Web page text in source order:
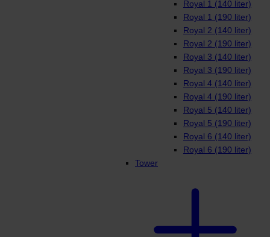
Royal 1 (140 liter)
Royal 1 (190 liter)
Royal 2 (140 liter)
Royal 2 (190 liter)
Royal 3 (140 liter)
Royal 3 (190 liter)
Royal 4 (140 liter)
Royal 4 (190 liter)
Royal 5 (140 liter)
Royal 5 (190 liter)
Royal 6 (140 liter)
Royal 6 (190 liter)
Tower